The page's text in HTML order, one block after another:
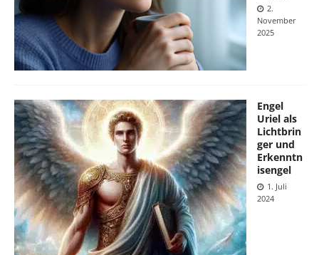
2.
November
2025
Engel
Uriel als
Lichtbrin
ger und
Erkenntn
isengel
1. Juli
2024